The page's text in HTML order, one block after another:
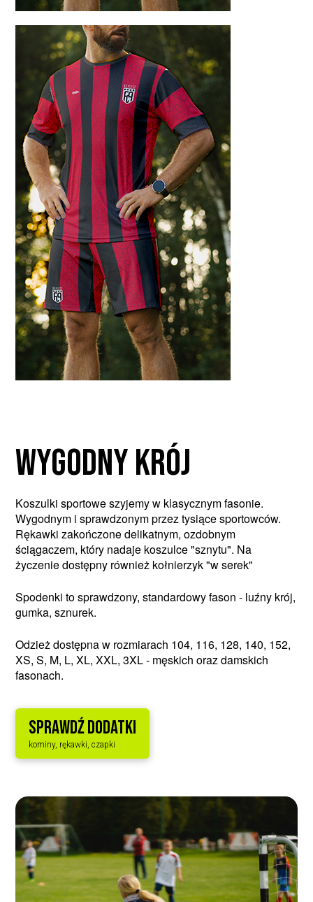
wygodny krój
Koszulki sportowe szyjemy w klasycznym fasonie.
Wygodnym i sprawdzonym przez tysiące sportowców.
Rękawki zakończone delikatnym, ozdobnym
ściągaczem, który nadaje koszulce "sznytu". Na
życzenie dostępny również kołnierzyk "w serek"
Spodenki to sprawdzony, standardowy fason - luźny krój,
gumka, sznurek.
Odzież dostępna w rozmiarach 104, 116, 128, 140, 152,
XS, S, M, L, XL, XXL, 3XL - męskich oraz damskich
fasonach.
SPRAWDŹ DODATKI
kominy, rękawki, czapki